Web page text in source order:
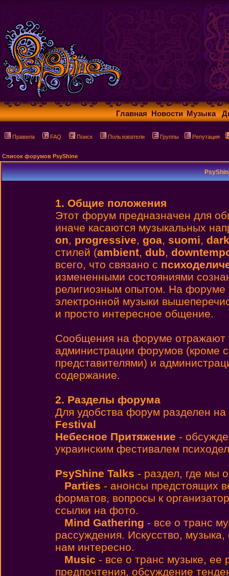
Главная Новости Музыка
Правила FAQ Поиск Пользователи Группы Репутация
Список форумов PsyShine
1. Общие положения
Этот форум предназначен для
иначе касаются музыкальных
on, progressive, goa, suomi, dark
стилей (ambient, dub,
всего, что связано с
измененными состояниями
религиозным опытом. На форуме
электронной музыки
и просто интересное общение.
Cообщения на форуме отражают
администрации форумов (кроме
представителями) и
содержание.
2. Разделы форума
Для удобства форум разделен на
Festival
Небесное Притяжение -
украинским фестивалем
PsyShine Talks - раздел, где мы
Parties - анонсы предстоящих
форматов, вопросы к
ссылки на фото.
Mind Gathering - все о транс
рассуждения. Искусство,
нам интересно.
Music - все о транс музыке,
предпочтения, обсуждение